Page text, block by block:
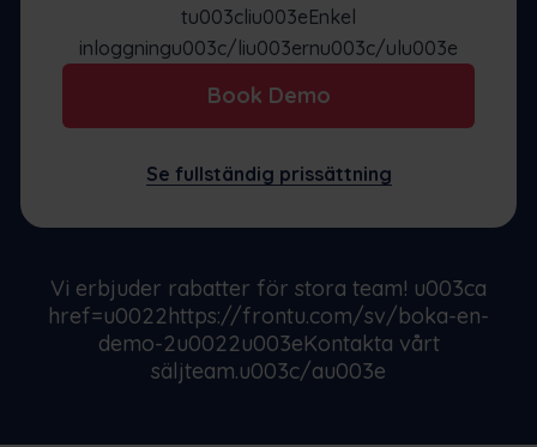
tu003cliu003eEnkel
inloggningu003c/liu003ernu003c/ulu003e
Book Demo
Se fullständig prissättning
Vi erbjuder rabatter för stora team! u003ca
href=u0022https://frontu.com/sv/boka-en-
demo-2u0022u003eKontakta vårt
säljteam.u003c/au003e